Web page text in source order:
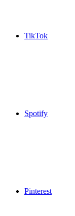
TikTok
Spotify
Pinterest